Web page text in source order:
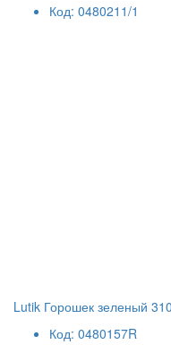
Код: 0480211/1
Lutik Горошек зеленый
Код: 0480157R